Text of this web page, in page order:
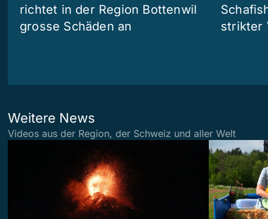
richtet in der Region Bottenwil
grosse Schäden an
strikter
Weitere News
Videos aus der Region, der Schweiz und aller Welt